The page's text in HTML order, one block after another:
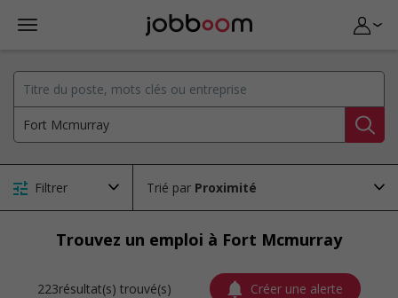
Filtrer Trié par
Trouvez un emploi à Fort Mcmurray
223résultat(s) trouvé(s) Créer une alerte